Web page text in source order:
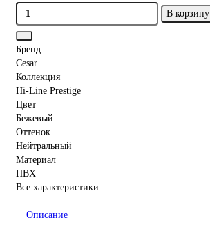
В корзину
Бренд
Cesar
Коллекция
Hi-Line Prestige
Цвет
Бежевый
Оттенок
Нейтральный
Материал
ПВХ
Все характеристики
Описание